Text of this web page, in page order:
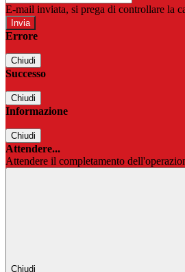
E-mail inviata, si prega di controllare la
Errore
Chiudi
Successo
Chiudi
Informazione
Chiudi
Attendere...
Attendere il completamento
Chiudi